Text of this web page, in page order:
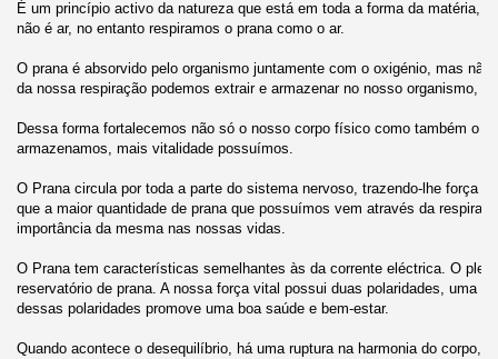
É um princípio activo da natureza que está em toda a forma da matéria,
não é ar, no entanto respiramos o prana como o ar.
O prana é absorvido pelo organismo juntamente com o oxigénio, mas
da nossa respiração podemos extrair e armazenar no nosso organismo,
Dessa forma fortalecemos não só o nosso corpo físico como também o
armazenamos, mais vitalidade possuímos.
O Prana circula por toda a parte do sistema nervoso, trazendo-lhe força
que a maior quantidade de prana que possuímos vem através da
importância da mesma nas nossas vidas.
O Prana tem características semelhantes às da corrente eléctrica. O
reservatório de prana. A nossa força vital possui duas polaridades, uma
dessas polaridades promove uma boa saúde e bem-estar.
Quando acontece o desequilíbrio, há uma ruptura na harmonia do corpo,